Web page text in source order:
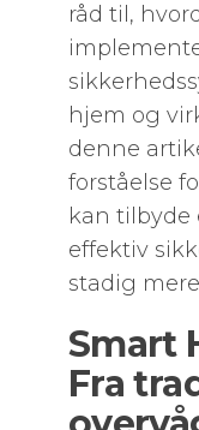
råd til,
hjem og
denne
forståelse
kan tilbyde
effektiv
stadig
Smart
Fra